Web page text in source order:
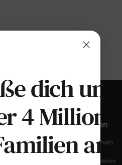
Verfolgen
Entdecken
Treue & Prämien
Partnerprogramm
dich
4 Millionen
an